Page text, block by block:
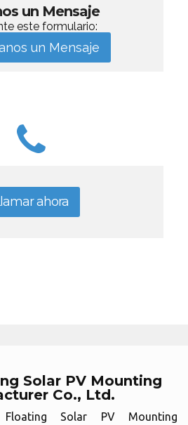
un Mensaje
este formulario:
un Mensaje
ahora
Solar PV Mounting
Co., Ltd.
Solar PV Mounting